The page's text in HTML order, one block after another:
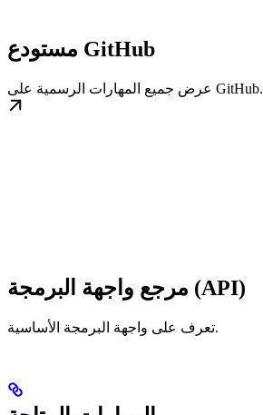
مستودع GitHub
عرض جميع المهارات الرسمية على GitHub.
مرجع واجهة البرمجة (API)
تعرف على واجهة البرمجة الأساسية.